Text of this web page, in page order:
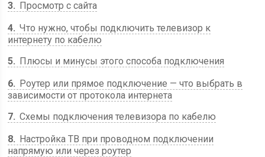
3
Просмотр с сайта
4 Что нужно, чтобы подключить телевизор к
интернету по кабелю
5
Плюсы и минусы этого способа подключения
6
Роутер или прямое подключение — что выбрать в
зависимости от протокола интернета
7 Схемы подключения телевизора по кабелю
8
Настройка ТВ при проводном подключении
напрямую или через роутер